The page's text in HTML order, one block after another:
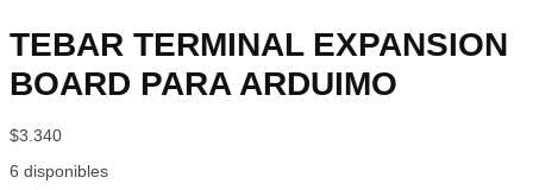
TEBAR TERMINAL EXPANSION
BOARD PARA ARDUIMO
$3.340
6 disponibles